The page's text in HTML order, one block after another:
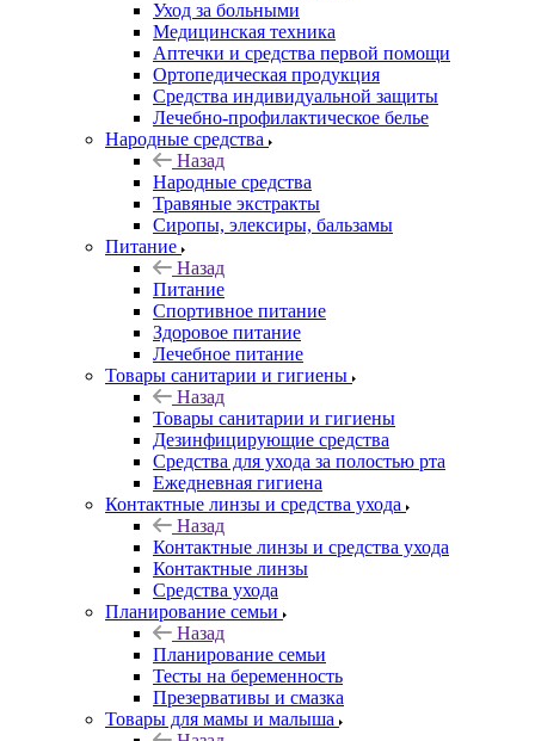
Уход за больными
Медицинская техника
Аптечки и средства первой помощи
Ортопедическая продукция
Средства индивидуальной защиты
Лечебно-профилактическое белье
Народные средства
Назад
Народные средства
Травяные экстракты
Сиропы, элексиры, бальзамы
Питание
Назад
Питание
Спортивное питание
Здоровое питание
Лечебное питание
Товары санитарии и гигиены
Назад
Товары санитарии и гигиены
Дезинфицирующие средства
Средства для ухода за полостью рта
Ежедневная гигиена
Контактные линзы и средства ухода
Назад
Контактные линзы и средства ухода
Контактные линзы
Средства ухода
Планирование семьи
Назад
Планирование семьи
Тесты на беременность
Презервативы и смазка
Товары для мамы и малыша